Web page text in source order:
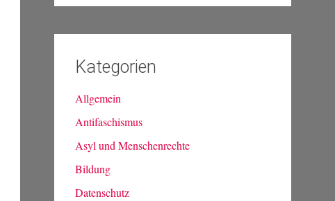
Kategorien
Allgemein
Antifaschismus
Asyl und Menschenrechte
Bildung
Datenschutz